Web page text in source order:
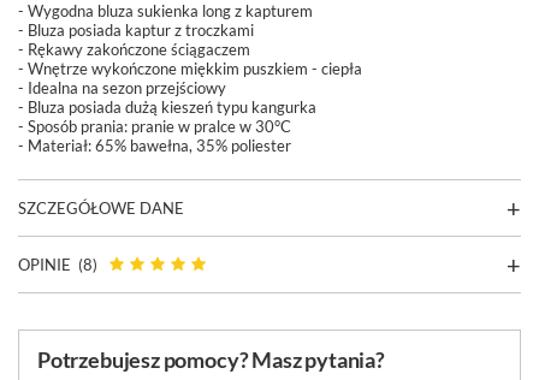
- Wygodna bluza sukienka long z kapturem
- Bluza posiada kaptur z troczkami
- Rękawy zakończone ściągaczem
- Wnętrze wykończone miękkim puszkiem - ciepła
- Idealna na sezon przejściowy
- Bluza posiada dużą kieszeń typu kangurka
- Sposób prania: pranie w pralce w 30°C
- Materiał: 65% bawełna, 35% poliester
SZCZEGÓŁOWE DANE
OPINIE (8)
Potrzebujesz pomocy? Masz pytania?